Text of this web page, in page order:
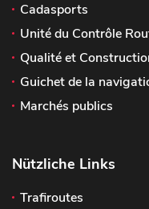
Cadasports
Unité du Contrôle
Qualité et
Guichet de la
Marchés publics
Nützliche Links
Trafiroutes